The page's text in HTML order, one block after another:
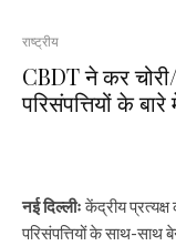
राष्ट्रीय
CBDT ने कर चोरी/
परिसंपत्तियों के
नई दिल्लीःकेंद्रीय प्रत्यक्ष
परिसंपत्तियों के साथ-साथ